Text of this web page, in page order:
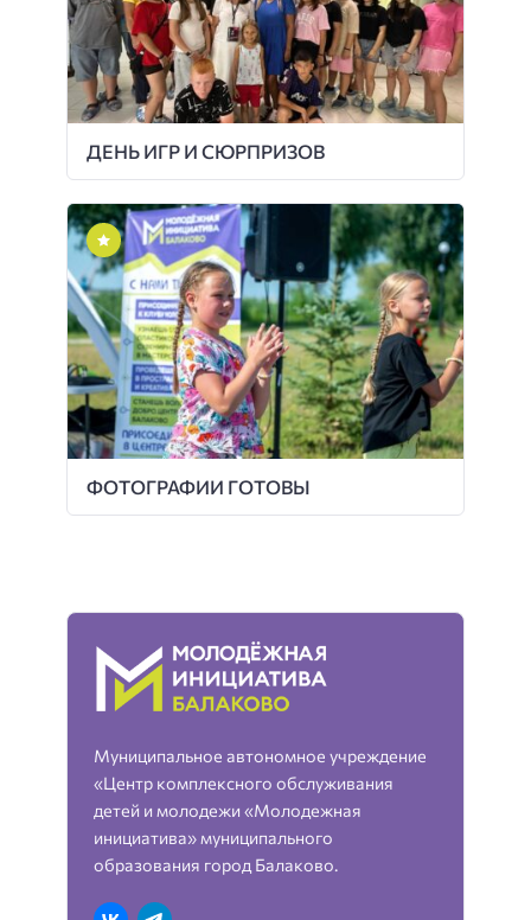
ДЕНЬ ИГР И СЮРПРИЗОВ
ФОТОГРАФИИ ГОТОВЫ
Муниципальное автономное учреждение
«Центр комплексного обслуживания
детей и молодежи «Молодежная
инициатива» муниципального
образования город Балаково.